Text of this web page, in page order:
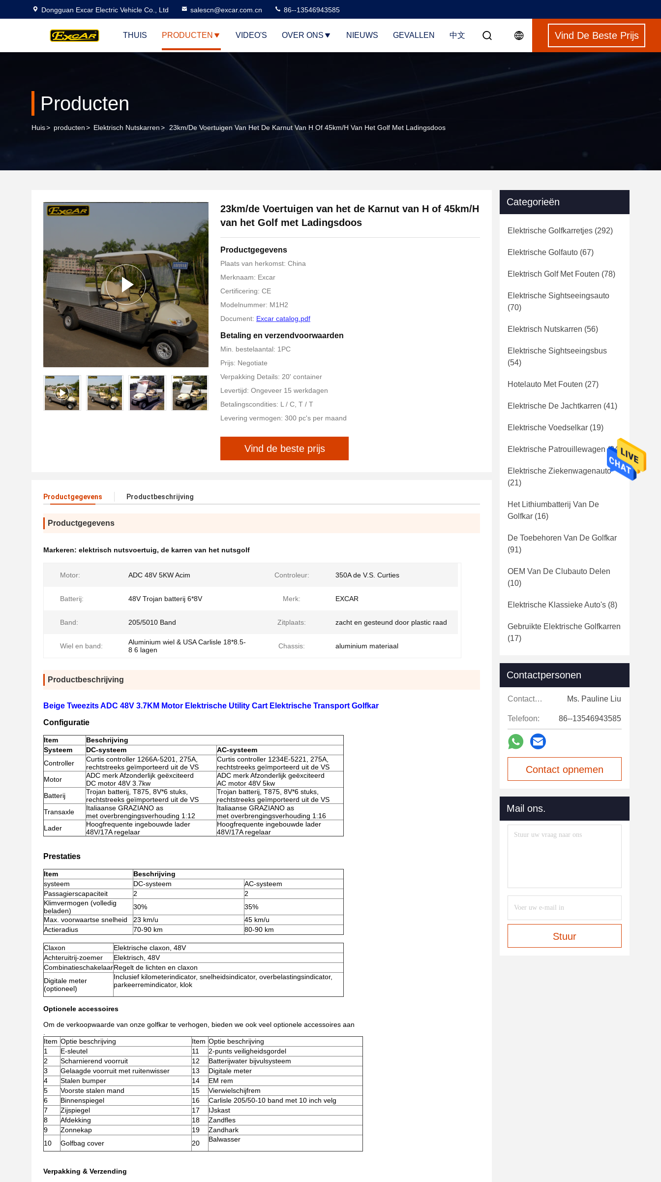
Dongguan Excar Electric Vehicle Co., Ltd salescn@excar.com.cn 86--13546943585
THUIS PRODUCTEN VIDEO'S OVER ONS NIEUWS GEVALLEN 中文 Vind De Beste Prijs
Producten
Huis> producten> Elektrisch Nutskarren> 23km/de Voertuigen Van Het De Karnut Van H Of 45km/H Van Het Golf Met Ladingsdoos
23km/de Voertuigen van het de Karnut van H of 45km/H
van het Golf met Ladingsdoos
Productgegevens
Plaats van herkomst: China
Merknaam: Excar
Certificering: CE
Modelnummer: M1H2
Document: Excar catalog.pdf
Betaling en verzendvoorwaarden
Min. bestelaantal: 1PC
Prijs: Negotiate
Verpakking Details: 20' container
Levertijd: Ongeveer 15 werkdagen
Betalingscondities: L / C, T / T
Levering vermogen: 300 pc's per maand
Vind de beste prijs
Productgegevens Productbeschrijving
Productgegevens
Markeren: elektrisch nutsvoertuig, de karren van het nutsgolf
Motor: ADC 48V 5KW Acim Controleur: 350A de V.S. Curties
Batterij: 48V Trojan batterij 6*8V Merk: EXCAR
Band: 205/5010 Band Zitplaats: zacht en gesteund door plastic raad
Wiel en band:
Aluminium wiel & USA Carlisle 18*8.5-
8 6 lagen
Chassis: aluminium materiaal
Productbeschrijving
Beige Tweezits ADC 48V 3.7KM Motor Elektrische Utility Cart Elektrische Transport Golfkar
Configuratie
Item
Beschrijving
Systeem
DC-systeem
AC-systeem
Controller
Curtis controller 1266A-5201, 275A,
rechtstreeks geïmporteerd uit de VS
Curtis controller 1234E-5221, 275A,
rechtstreeks geïmporteerd uit de VS
Motor
ADC merk Afzonderlijk geëxciteerd
DC motor 48V 3.7kw
ADC merk Afzonderlijk geëxciteerd
AC motor 48V 5kw
Batterij
Trojan batterij, T875, 8V*6 stuks,
rechtstreeks geïmporteerd uit de VS
Trojan batterij, T875, 8V*6 stuks,
rechtstreeks geïmporteerd uit de VS
Transaxle
Italiaanse GRAZIANO as
met overbrengingsverhouding 1:12
Italiaanse GRAZIANO as
met overbrengingsverhouding 1:16
Lader
Hoogfrequente ingebouwde lader
48V/17A regelaar
Hoogfrequente ingebouwde lader
48V/17A regelaar
Prestaties
Item
Beschrijving
systeem
DC-systeem
AC-systeem
Passagierscapaciteit
2
2
Klimvermogen (volledig
beladen)
30%
35%
Max. voorwaartse snelheid
23 km/u
45 km/u
Actieradius
70-90 km 80-90 km
Claxon
Elektrische claxon, 48V
Achteruitrij-zoemer
Elektrisch, 48V
CombinatieschakelaarRegelt de lichten en claxon
Digitale meter
(optioneel)
Inclusief kilometerindicator, snelheidsindicator, overbelastingsindicator,
parkeerremindicator, klok
Optionele accessoires
Om de verkoopwaarde van onze golfkar te verhogen, bieden we ook veel optionele accessoires aan
Item Optie beschrijving Item Optie beschrijving
1
E-sleutel 11
2-punts veiligheidsgordel
2
Scharnierend voorruit 12
Batterijwater bijvulsysteem
3
Gelaagde voorruit met ruitenwisser 13
Digitale meter
4
Stalen bumper 14
EM rem
5
Voorste stalen mand 15
Vierwielschijfrem
6
Binnenspiegel 16
Carlisle 205/50-10 band met 10 inch velg
7
Zijspiegel 17
IJskast
8
Afdekking 18
Zandfles
9
Zonnekap 19
Zandhark
10
Golfbag cover 20 Balwasser
Verpakking & Verzending
Categorieën
Elektrische Golfkarretjes (292)
Elektrische Golfauto (67)
Elektrisch Golf Met Fouten (78)
Elektrische Sightseeingsauto
(70)
Elektrisch Nutskarren (56)
Elektrische Sightseeingsbus
(54)
Hotelauto Met Fouten (27)
Elektrische De Jachtkarren (41)
Elektrische Voedselkar (19)
Elektrische Patrouillewagen (24)
Elektrische Ziekenwagenauto
(21)
Het Lithiumbatterij Van De
Golfkar (16)
De Toebehoren Van De Golfkar
(91)
OEM Van De Clubauto Delen
(10)
Elektrische Klassieke Auto's (8)
Gebruikte Elektrische Golfkarren
(17)
Contactpersonen
Contactpersonen: Ms. Pauline Liu
Telefoon: 86--13546943585
Contact opnemen
Mail ons.
Stuur